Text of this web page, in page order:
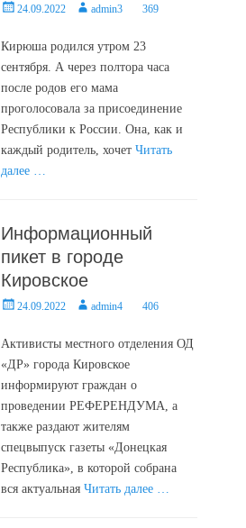
Posted24.09.2022 Authoradmin3 369
Кирюша родился утром 23
сентября. А через полтора часа
после родов его мама
проголосовала за присоединение
Республики к России. Она, как и
каждый родитель, хочетЧитать
далее …
Информационный
пикет в городе
Кировское
Posted24.09.2022 Authoradmin4 406
Активисты местного отделения ОД
«ДР» города Кировское
информируют граждан о
проведении РЕФЕРЕНДУМА, а
также раздают жителям
спецвыпуск газеты «Донецкая
Республика», в которой собрана
вся актуальнаяЧитать далее …